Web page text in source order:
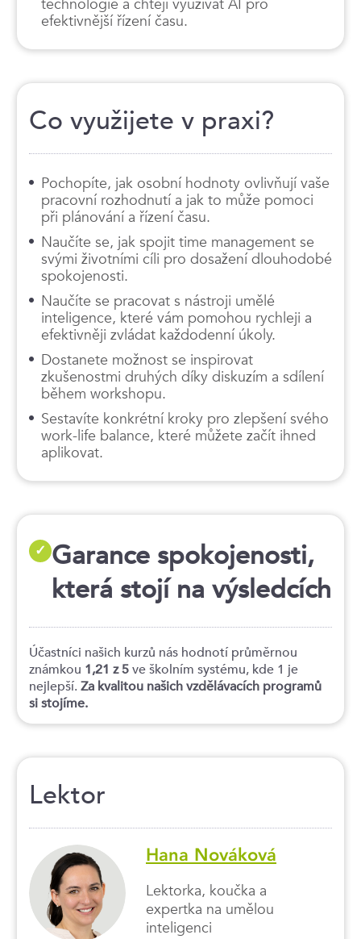
efektivnější řízení času.
Co využijete v praxi?
Pochopíte, jak osobní hodnoty ovlivňují vaše
pracovní rozhodnutí a jak to může pomoci
při plánování a řízení času.
Naučíte se, jak spojit time management se
svými životními cíli pro dosažení dlouhodobé
spokojenosti.
Naučíte se pracovat s nástroji umělé
inteligence, které vám pomohou rychleji a
efektivněji zvládat každodenní úkoly.
Dostanete možnost se inspirovat
zkušenostmi druhých díky diskuzím a sdílení
během workshopu.
Sestavíte konkrétní kroky pro zlepšení svého
work-life balance, které můžete začít ihned
aplikovat.
✓ Garance spokojenosti,
která stojí na výsledcích
Účastníci našich kurzů nás hodnotí průměrnou
známkou 1,21 z 5ve školním systému, kde 1 je
nejlepší. Za kvalitou našich vzdělávacích programů
si stojíme.
Lektor
Hana Nováková
Lektorka, koučka a
expertka na umělou
inteligenci